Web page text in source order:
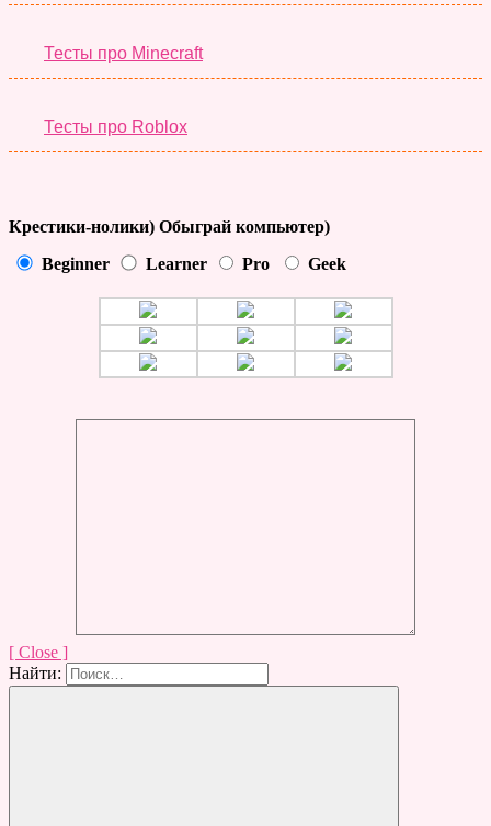
Тесты про Minecraft
Тесты про Roblox
Крестики-нолики) Обыграй компьютер)
Beginner Learner Pro Geek
[ Close ]
Найти: